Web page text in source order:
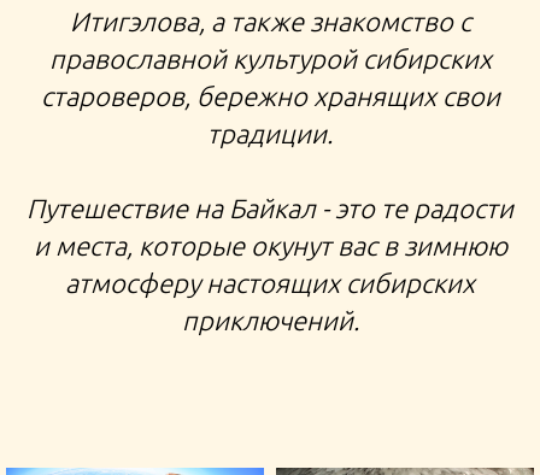
Итигэлова, а также знакомство с
православной культурой сибирских
староверов, бережно хранящих свои
традиции.
Путешествие на Байкал - это те радости
и места, которые окунут вас в зимнюю
атмосферу настоящих сибирских
приключений.